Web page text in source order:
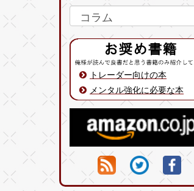
トレーダー向けの本
メンタル強化に必要な本